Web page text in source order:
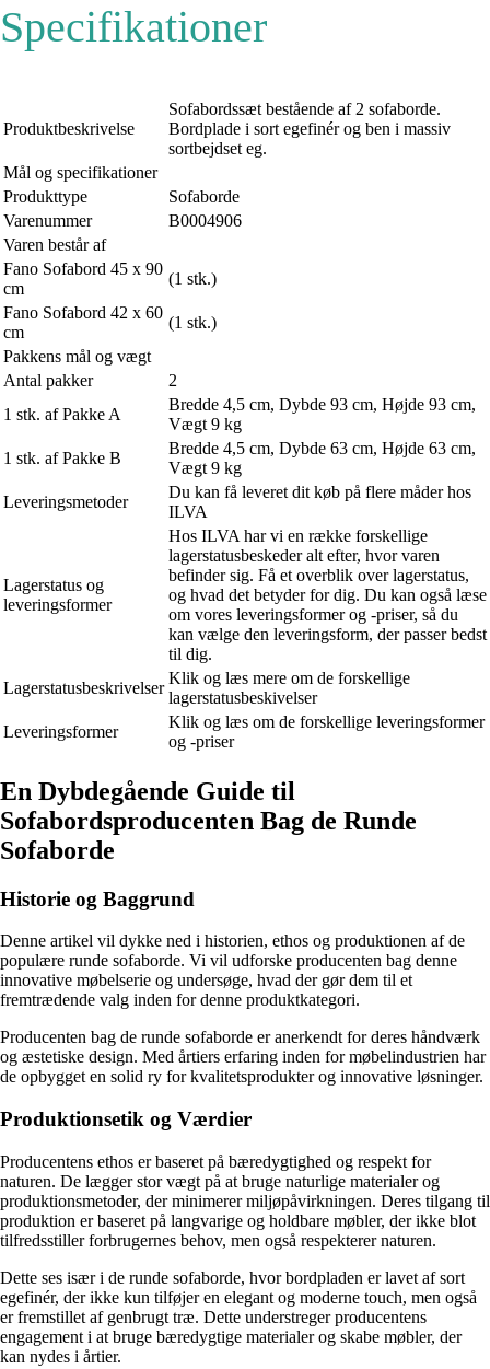
Specifikationer
Produktbeskrivelse
Sofabordssæt bestående af 2 sofaborde.
Bordplade i sort egefinér og ben i massiv
sortbejdset eg.
Mål og specifikationer
Produkttype
Sofaborde
Varenummer
B0004906
Varen består af
Fano Sofabord 45 x 90
cm
(1 stk.)
Fano Sofabord 42 x 60
cm
(1 stk.)
Pakkens mål og vægt
Antal pakker
2
1 stk. af Pakke A
Bredde 4,5 cm, Dybde 93 cm, Højde 93 cm,
Vægt 9 kg
1 stk. af Pakke B
Bredde 4,5 cm, Dybde 63 cm, Højde 63 cm,
Vægt 9 kg
Leveringsmetoder
Du kan få leveret dit køb på flere måder hos
ILVA
Lagerstatus og
leveringsformer
Hos ILVA har vi en række forskellige
lagerstatusbeskeder alt efter, hvor varen
befinder sig. Få et overblik over lagerstatus,
og hvad det betyder for dig. Du kan også læse
om vores leveringsformer og -priser, så du
kan vælge den leveringsform, der passer bedst
til dig.
Lagerstatusbeskrivelser
Klik og læs mere om de forskellige
lagerstatusbeskivelser
Leveringsformer
Klik og læs om de forskellige leveringsformer
og -priser
En Dybdegående Guide til
Sofabordsproducenten Bag de Runde
Sofaborde
Historie og Baggrund
Denne artikel vil dykke ned i historien, ethos og produktionen af de
populære runde sofaborde. Vi vil udforske producenten bag denne
innovative møbelserie og undersøge, hvad der gør dem til et
fremtrædende valg inden for denne produktkategori.
Producenten bag de runde sofaborde er anerkendt for deres håndværk
og æstetiske design. Med årtiers erfaring inden for møbelindustrien har
de opbygget en solid ry for kvalitetsprodukter og innovative løsninger.
Produktionsetik og Værdier
Producentens ethos er baseret på bæredygtighed og respekt for
naturen. De lægger stor vægt på at bruge naturlige materialer og
produktionsmetoder, der minimerer miljøpåvirkningen. Deres tilgang til
produktion er baseret på langvarige og holdbare møbler, der ikke blot
tilfredsstiller forbrugernes behov, men også respekterer naturen.
Dette ses især i de runde sofaborde, hvor bordpladen er lavet af sort
egefinér, der ikke kun tilføjer en elegant og moderne touch, men også
er fremstillet af genbrugt træ. Dette understreger producentens
engagement i at bruge bæredygtige materialer og skabe møbler, der
kan nydes i årtier.